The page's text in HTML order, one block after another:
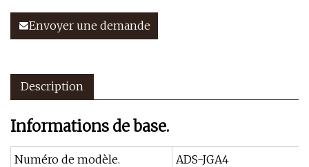
Envoyer une demande
Description
Informations de base.
Numéro de modèle.
ADS-JGA4